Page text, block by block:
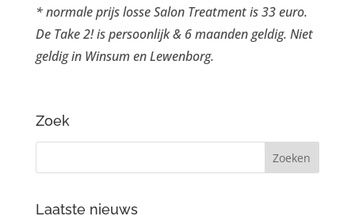
* normale prijs losse Salon Treatment is 33 euro.
De Take 2! is persoonlijk & 6 maanden geldig. Niet
geldig in Winsum en Lewenborg.
Zoek
Laatste nieuws